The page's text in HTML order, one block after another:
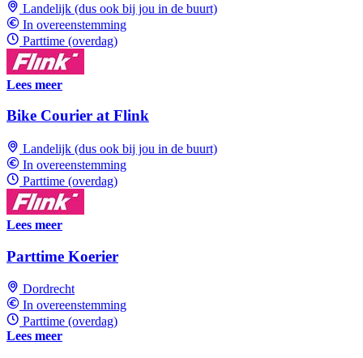
Landelijk (dus ook bij jou in de buurt)
In overeenstemming
Parttime (overdag)
Lees meer
Bike Courier at Flink
Landelijk (dus ook bij jou in de buurt)
In overeenstemming
Parttime (overdag)
Lees meer
Parttime Koerier
Dordrecht
In overeenstemming
Parttime (overdag)
Lees meer